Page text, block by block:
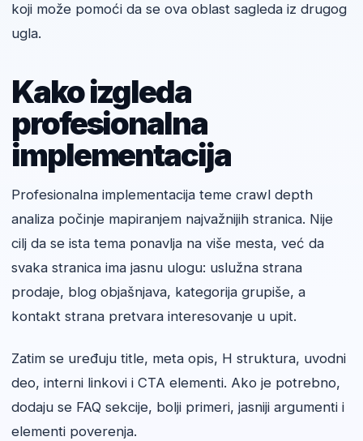
koji može pomoći da se ova oblast sagleda iz drugog
ugla.
Kako izgleda
profesionalna
implementacija
Profesionalna implementacija teme crawl depth
analiza počinje mapiranjem najvažnijih stranica. Nije
cilj da se ista tema ponavlja na više mesta, već da
svaka stranica ima jasnu ulogu: uslužna strana
prodaje, blog objašnjava, kategorija grupiše, a
kontakt strana pretvara interesovanje u upit.
Zatim se uređuju title, meta opis, H struktura, uvodni
deo, interni linkovi i CTA elementi. Ako je potrebno,
dodaju se FAQ sekcije, bolji primeri, jasniji argumenti i
elementi poverenja.